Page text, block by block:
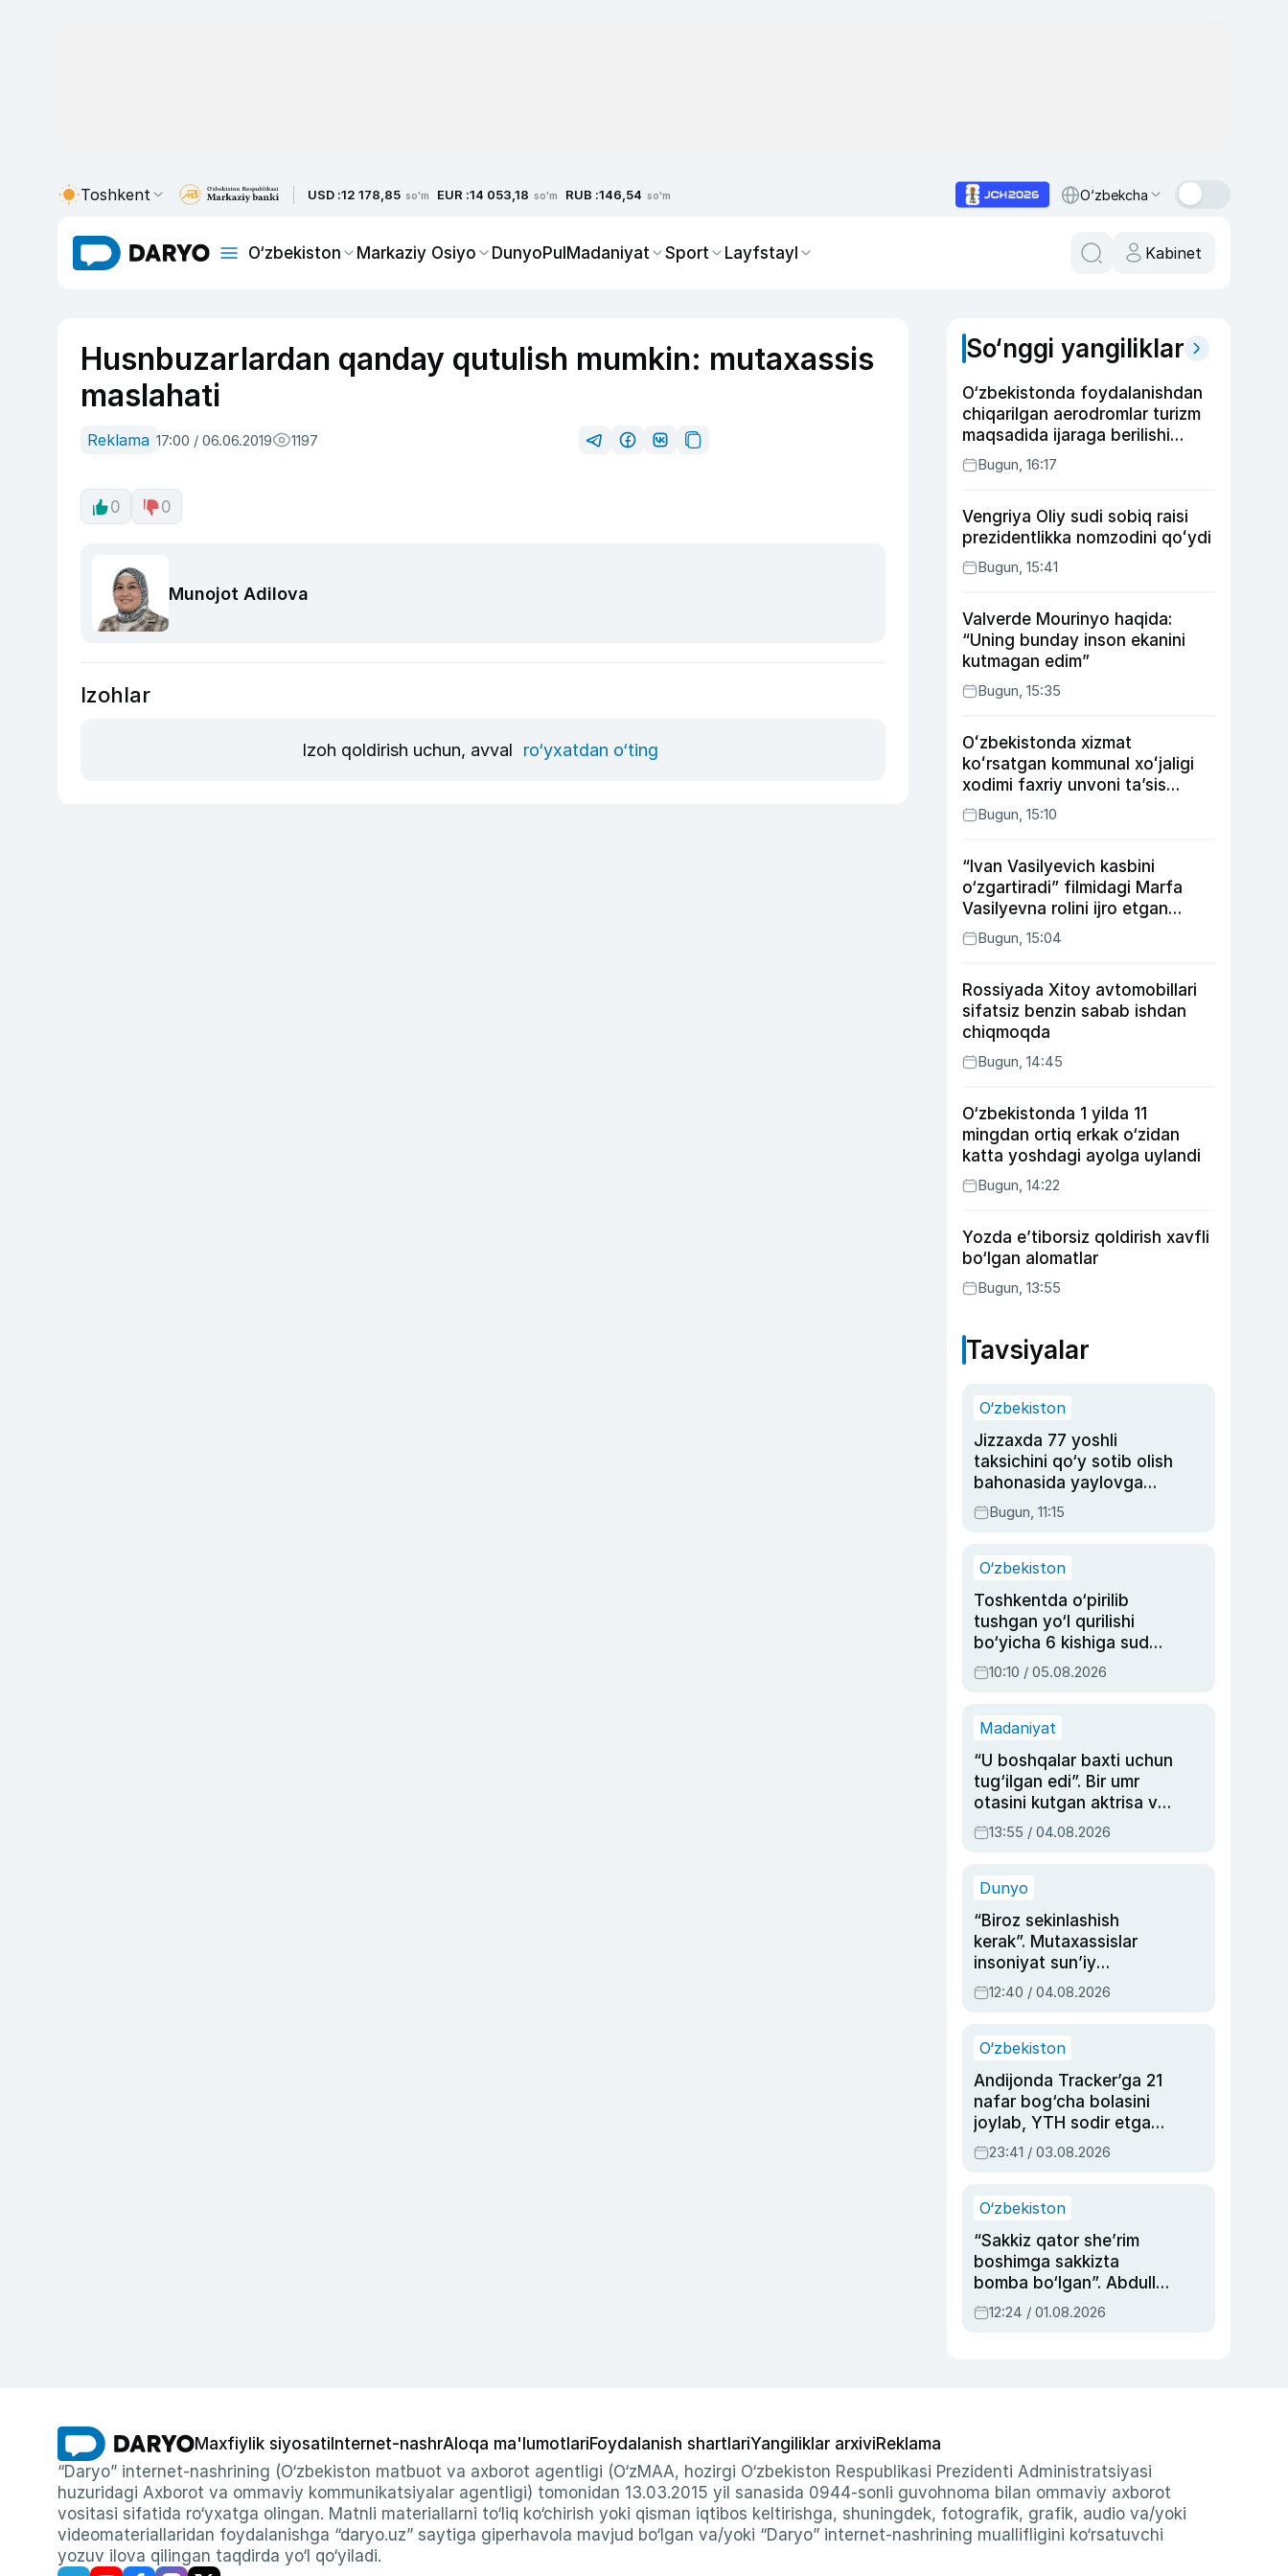
Toshkent USD :12 178,85 so'm EUR :14 053,18 so'm RUB :146,54 so'm O‘zbekcha
O‘zbekiston Markaziy Osiyo DunyoPulMadaniyat Sport Layfstayl Kabinet
Husnbuzarlardan qanday qutulish mumkin: mutaxassis
maslahati
Reklama 17:00 / 06.06.2019 1197
0 0
Munojot Adilova
Izohlar
Izoh qoldirish uchun, avval ro‘yxatdan o‘ting
So‘nggi yangiliklar
O‘zbekistonda foydalanishdan
chiqarilgan aerodromlar turizm
maqsadida ijaraga berilishi
mumkin
Bugun, 16:17
Vengriya Oliy sudi sobiq raisi
prezidentlikka nomzodini qoʻydi
Bugun, 15:41
Valverde Mourinyo haqida:
“Uning bunday inson ekanini
kutmagan edim”
Bugun, 15:35
Oʻzbekistonda xizmat
koʻrsatgan kommunal xoʻjaligi
xodimi faxriy unvoni taʼsis
etilishi mumkin
Bugun, 15:10
“Ivan Vasilyevich kasbini
o‘zgartiradi” filmidagi Marfa
Vasilyevna rolini ijro etgan
aktrisaning taqdiri qanday
kechdi?
Bugun, 15:04
Rossiyada Xitoy avtomobillari
sifatsiz benzin sabab ishdan
chiqmoqda
Bugun, 14:45
O‘zbekistonda 1 yilda 11
mingdan ortiq erkak o‘zidan
katta yoshdagi ayolga uylandi
Bugun, 14:22
Yozda e’tiborsiz qoldirish xavfli
bo‘lgan alomatlar
Bugun, 13:55
Tavsiyalar
O‘zbekiston
Jizzaxda 77 yoshli
taksichini qo‘y sotib olish
bahonasida yaylovga
olib borib o‘ldirgan yigit
20 yilga qamaldi
Bugun, 11:15
O‘zbekiston
Toshkentda o‘pirilib
tushgan yo‘l qurilishi
bo‘yicha 6 kishiga sud
hukmi o‘qildi
10:10 / 05.08.2026
Madaniyat
“U boshqalar baxti uchun
tug‘ilgan edi”. Bir umr
otasini kutgan aktrisa va
dublyaj ustasi Rimma
Ahmedovaning
13:55 / 04.08.2026
Dunyo
“Biroz sekinlashish
kerak”. Mutaxassislar
insoniyat sun’iy
intellektni boshqara
olmay qolishidan xavotir
12:40 / 04.08.2026
O‘zbekiston
Andijonda Tracker’ga 21
nafar bog‘cha bolasini
joylab, YTH sodir etgan
ayolga sud hukmi o‘qildi
23:41 / 03.08.2026
O‘zbekiston
“Sakkiz qator she’rim
boshimga sakkizta
bomba bo‘lgan”. Abdulla
Oripovni siyosiy
ayblovlardan asrab
12:24 / 01.08.2026
Maxfiylik siyosati Internet-nashrAloqa ma'lumotlariFoydalanish shartlariYangiliklar arxiviReklama
“Daryo” internet-nashrining (O‘zbekiston matbuot va axborot agentligi (O‘zMAA, hozirgi O‘zbekiston Respublikasi Prezidenti Administratsiyasi
huzuridagi Axborot va ommaviy kommunikatsiyalar agentligi) tomonidan 13.03.2015 yil sanasida 0944-sonli guvohnoma bilan ommaviy axborot
vositasi sifatida ro‘yxatga olingan. Matnli materiallarni to‘liq ko‘chirish yoki qisman iqtibos keltirishga, shuningdek, fotografik, grafik, audio va/yoki
videomateriallaridan foydalanishga “daryo.uz” saytiga giperhavola mavjud bo‘lgan va/yoki “Daryo” internet-nashrining muallifligini ko‘rsatuvchi
yozuv ilova qilingan taqdirda yo‘l qo‘yiladi.